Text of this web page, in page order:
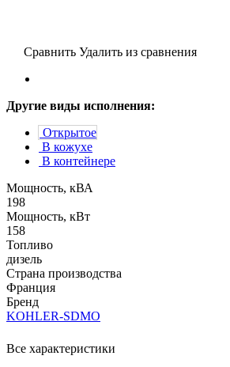
Сравнить Удалить из сравнения
Другие виды исполнения:
Открытое
В кожухе
В контейнере
Мощность, кВА
198
Мощность, кВт
158
Топливо
дизель
Страна производства
Франция
Бренд
KOHLER-SDMO
Все характеристики